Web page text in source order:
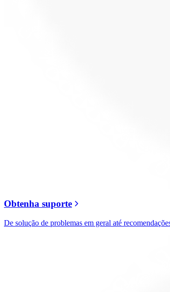
Obtenha suporte
De solução de problemas em geral até